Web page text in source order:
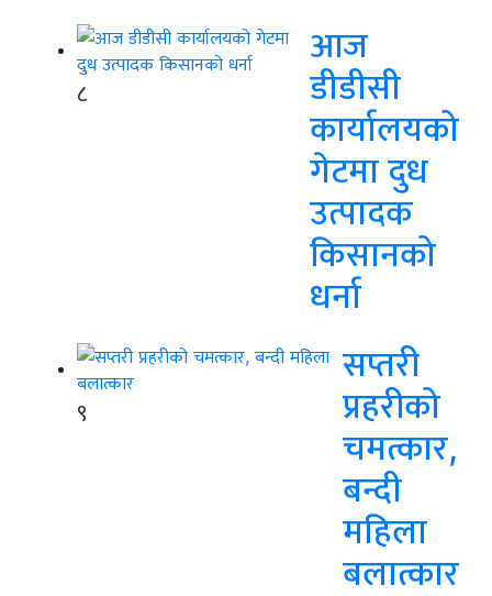
८
आज
डीडीसी
कार्यालयको
गेटमा दुध
उत्पादक
किसानको
धर्ना
९
सप्तरी
प्रहरीको
चमत्कार,
बन्दी
महिला
बलात्कार